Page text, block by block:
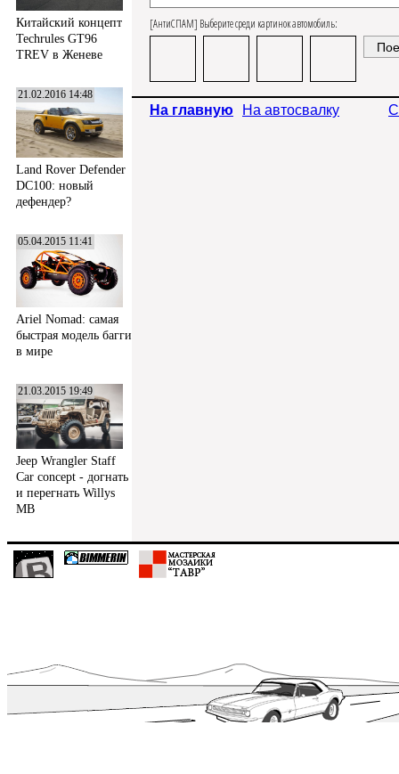
Китайский концепт
Techrules GT96
TREV в Женеве
21.02.2016 14:48
Land Rover Defender
DC100: новый
дефендер?
05.04.2015 11:41
Ariel Nomad: самая
быстрая модель багги
в мире
21.03.2015 19:49
Jeep Wrangler Staff
Car concept - догнать
и перегнать Willys
MB
[АнтиСПАМ] Выберите среди картинок автомобиль:
На главную На автосвалку